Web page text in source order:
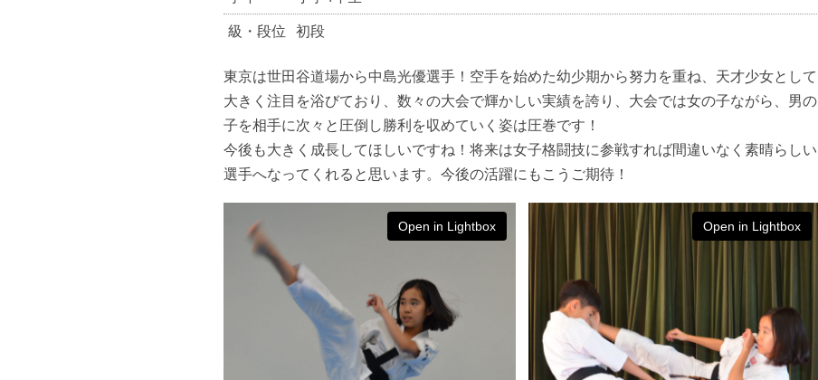
級・段位 初段
東京は世田谷道場から中島光優選手！空手を始めた幼少期から努力を重ね、天才少女として
大きく注目を浴びており、数々の大会で輝かしい実績を誇り、大会では女の子ながら、男の
子を相手に次々と圧倒し勝利を収めていく姿は圧巻です！
今後も大きく成長してほしいですね！将来は女子格闘技に参戦すれば間違いなく素晴らしい
選手へなってくれると思います。今後の活躍にもこうご期待！
Open in Lightbox Open in Lightbox